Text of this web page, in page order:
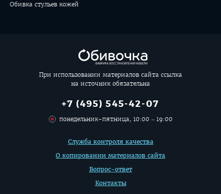
Обивка стульев кожей
Дополнительная
информация
Служба контроля качества
О копировании материалов сайта
Вопрос-ответ
Контакты
При использовании материалов сайта ссылка
на источник обязательна
+7 (495) 545-42-07
понедельник-пятница, 10:00 – 19:00